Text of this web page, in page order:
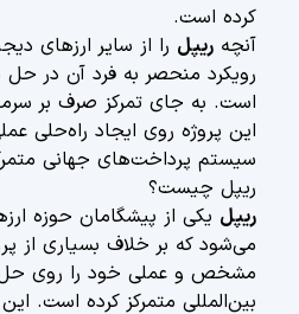
کرده است.
آنچه ریپل را از سایر ارزهای
رویکرد منحصر به فرد آن در
است. به جای تمرکز صرف بر
این پروژه روی ایجاد راه‌حلی
سیستم پرداخت‌های جهانی
ریپل چیست؟
ریپل یکی از پیشگامان حوزه
می‌شود که بر خلاف بسیاری از
مشخص و عملی خود را روی
بین‌المللی متمرکز کرده است. این